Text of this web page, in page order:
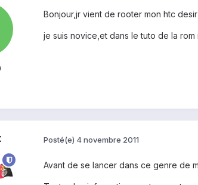
Bonjour,jr vient de rooter mon htc
je suis novice,et dans le tuto de la
Posté(e) 4 novembre 2011
Avant de se lancer dans ce genre de